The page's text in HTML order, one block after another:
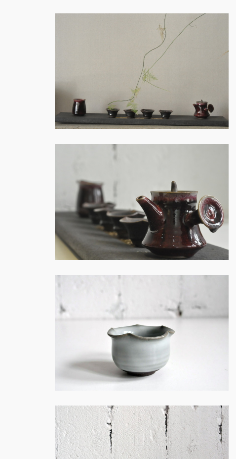
土・創作－S012
土・創作－S009
土・創作－S006